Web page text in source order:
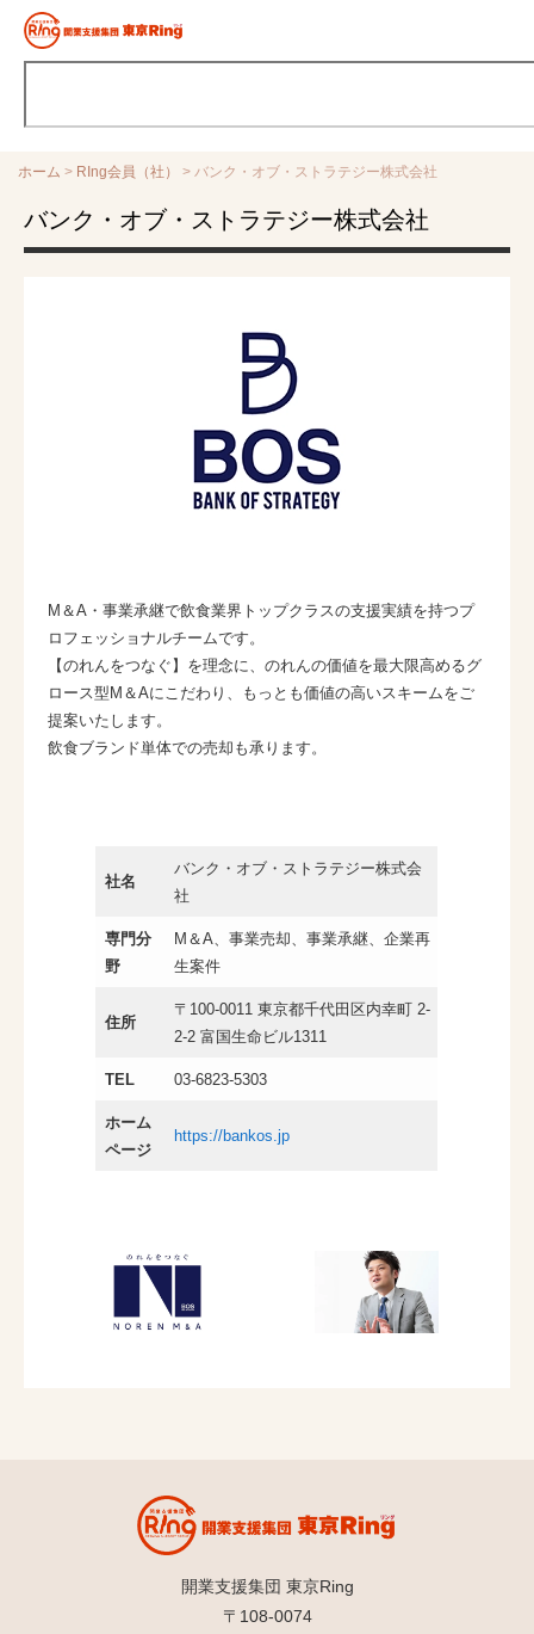
ホーム > RIng会員（社） > バンク・オブ・ストラテジー株式会社
バンク・オブ・ストラテジー株式会社
M＆A・事業承継で飲食業界トップクラスの支援実績を持つプ
ロフェッショナルチームです。
【のれんをつなぐ】を理念に、のれんの価値を最大限高めるグ
ロース型M＆Aにこだわり、もっとも価値の高いスキームをご
提案いたします。
飲食ブランド単体での売却も承ります。
社名
バンク・オブ・ストラテジー株式会
社
専門分
野
M＆A、事業売却、事業承継、企業再
生案件
住所
〒100-0011 東京都千代田区内幸町 2-
2-2 富国生命ビル1311
TEL 03-6823-5303
ホーム
ページ
https://bankos.jp
開業支援集団 東京Ring
〒108-0074